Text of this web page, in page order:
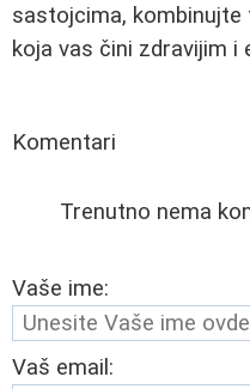
sastojcima,
koja vas čini zdravijim i
Komentari
Trenutno nema
Vaše ime:
Vaš email: